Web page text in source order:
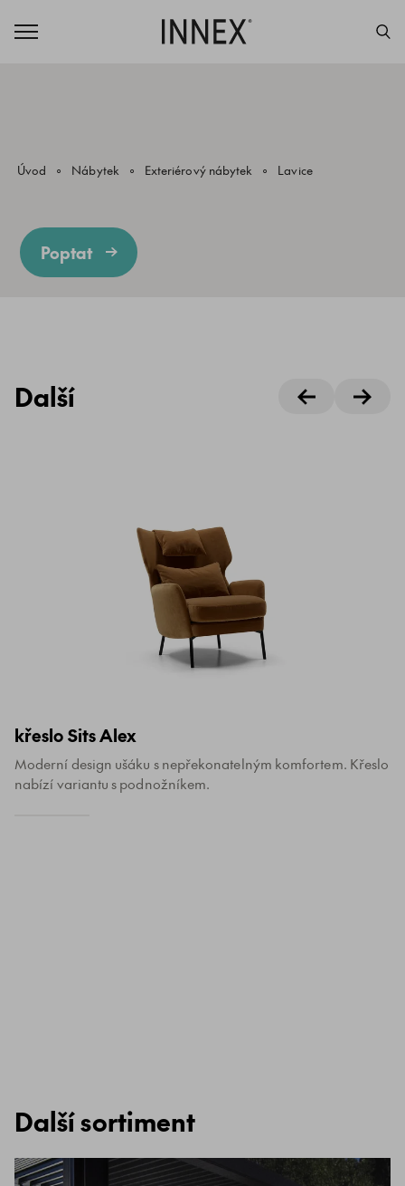
Úvod Nábytek Exteriérový nábytek Lavice
Poptat
Další
křeslo Sits Alex
Moderní design ušáku s nepřekonatelným komfortem. Křeslo
nabízí variantu s podnožníkem.
Další sortiment